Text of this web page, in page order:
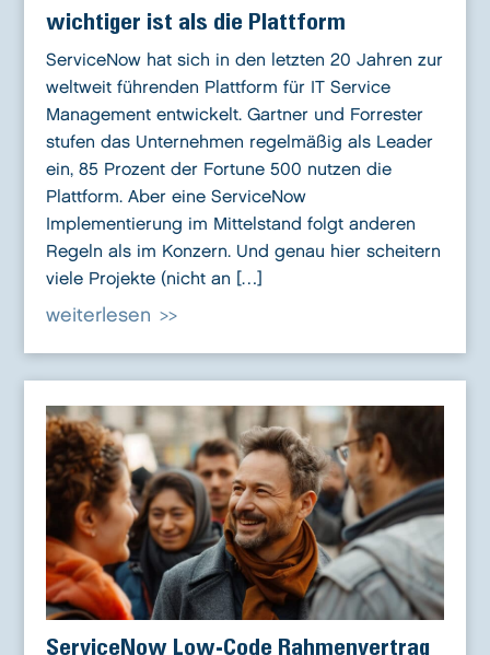
wichtiger ist als die Plattform
ServiceNow hat sich in den letzten 20 Jahren zur
weltweit führenden Plattform für IT Service
Management entwickelt. Gartner und Forrester
stufen das Unternehmen regelmäßig als Leader
ein, 85 Prozent der Fortune 500 nutzen die
Plattform. Aber eine ServiceNow
Implementierung im Mittelstand folgt anderen
Regeln als im Konzern. Und genau hier scheitern
viele Projekte (nicht an […]
weiterlesen
ServiceNow Low-Code Rahmenvertrag